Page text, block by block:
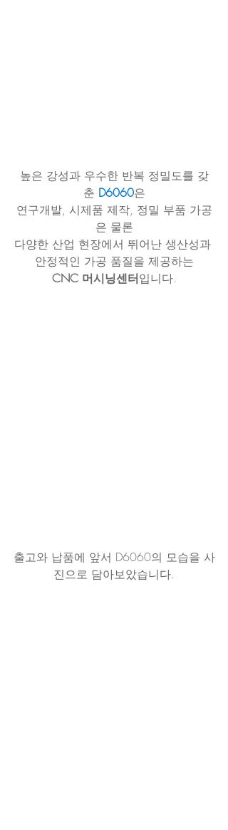
높은 강성과 우수한 반복 정밀도를 갖
춘 D6060은
연구개발, 시제품 제작, 정밀 부품 가공
은 물론
다양한 산업 현장에서 뛰어난 생산성과
안정적인 가공 품질을 제공하는
CNC 머시닝센터입니다.
출고와 납품에 앞서 D6060의 모습을 사
진으로 담아보았습니다.